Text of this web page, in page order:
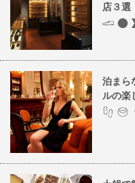
店３選
泊まら
ルの楽